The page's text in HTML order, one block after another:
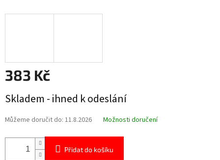
383 Kč
cena:
Skladem - ihned k odeslání
Můžeme doručit do: 11.8.2026 Možnosti doručení
Přidat do košíku